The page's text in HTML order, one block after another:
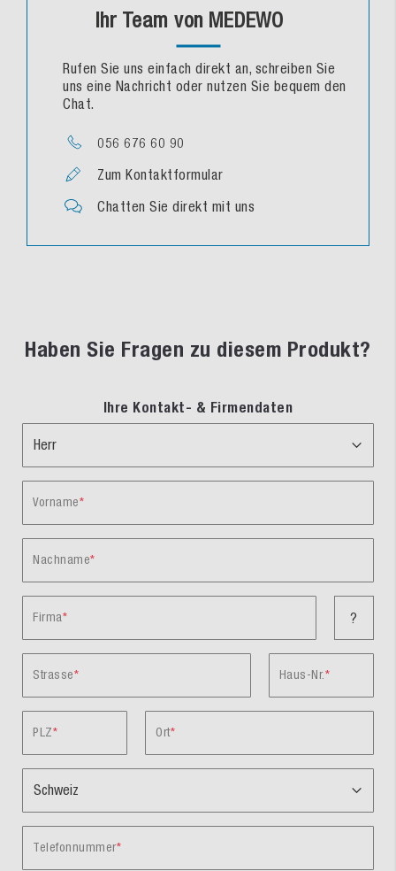
Ihr Team von MEDEWO
Rufen Sie uns einfach direkt an, schreiben Sie
uns eine Nachricht oder nutzen Sie bequem den
Chat.
056 676 60 90
Zum Kontaktformular
Chatten Sie direkt mit uns
Haben Sie Fragen zu diesem Produkt?
Ihre Kontakt- & Firmendaten
Vorname
Nachname
Firma ?
Strasse Haus-Nr.
PLZ Ort
Telefonnummer